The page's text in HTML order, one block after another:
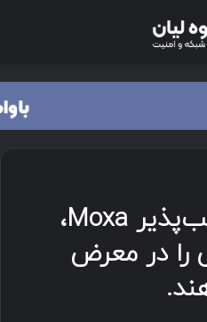
دستگاه‌های آسیب‌پذیر Moxa،
در معرض